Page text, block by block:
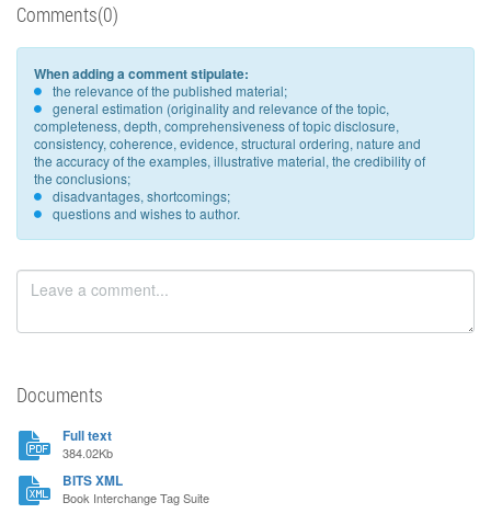
Comments(0)
When adding a comment stipulate:
the relevance of the published material;
general estimation (originality and relevance of the topic,
completeness, depth, comprehensiveness of topic disclosure,
consistency, coherence, evidence, structural ordering, nature and
the accuracy of the examples, illustrative material, the credibility of
the conclusions;
disadvantages, shortcomings;
questions and wishes to author.
Documents
Full text
384.02Kb
BITS XML
Book Interchange Tag Suite